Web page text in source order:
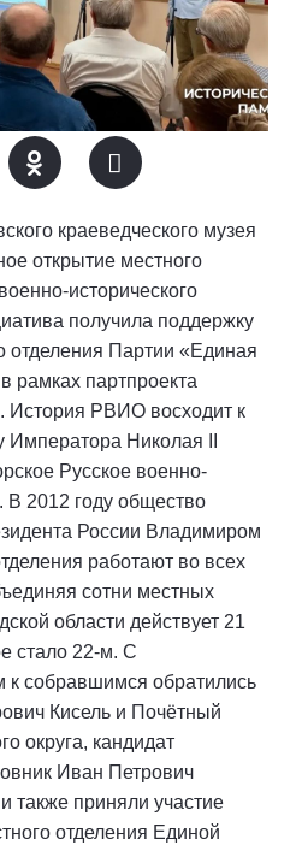
краеведческого музея
открытие местного
исторического
получила поддержку
отделения Партии «Единая
рамках партпроекта
История РВИО восходит к
Императора Николая II
Русское военно-
В 2012 году общество
России Владимиром
работают во всех
сотни местных
области действует 21
стало 22-м. С
к собравшимся обратились
Кисель и Почётный
округа, кандидат
Иван Петрович
также приняли участие
отделения Единой